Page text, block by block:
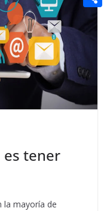
tener
la mayoría de
n
er
e
s
a
d
i
t
o
p
r